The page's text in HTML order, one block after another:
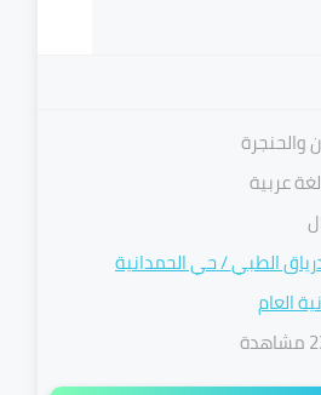
والحنجرة
عربية
الطبي/حي الحمدانية
العام